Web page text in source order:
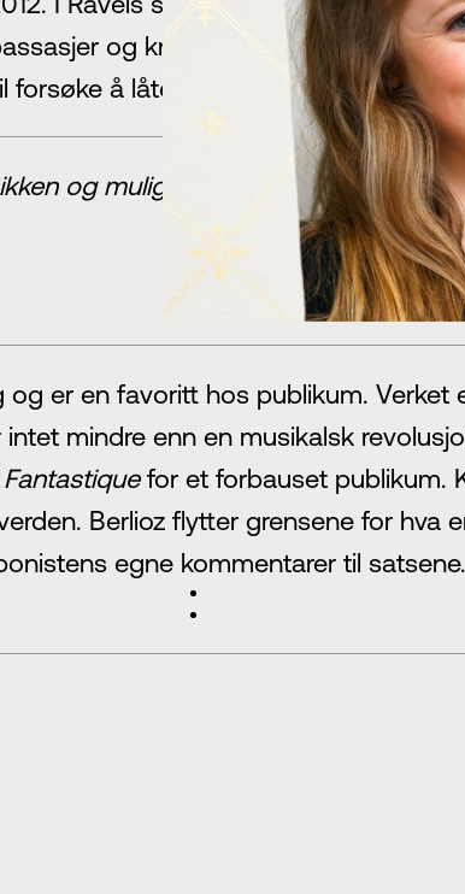
og krevende dobbeltgrep.La
å låte som ekte vare. Her er
og muligheten til å formidle det
er en favoritt hos publikum.
mindre enn en musikalsk
for et forbauset publikum.
Berlioz flytter grensene for hva
egne kommentarer til